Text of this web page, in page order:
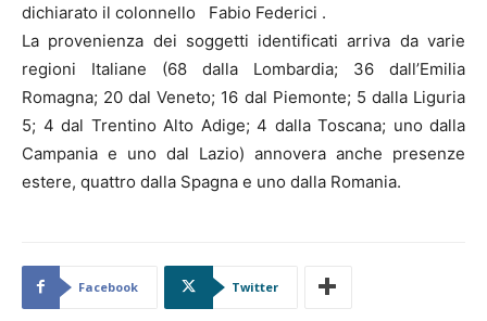
dichiarato il colonnello Fabio Federici .
La provenienza dei soggetti identificati arriva da varie
regioni Italiane (68 dalla Lombardia; 36 dall’Emilia
Romagna; 20 dal Veneto; 16 dal Piemonte; 5 dalla Liguria
5; 4 dal Trentino Alto Adige; 4 dalla Toscana; uno dalla
Campania e uno dal Lazio) annovera anche presenze
estere, quattro dalla Spagna e uno dalla Romania.
Facebook Twitter